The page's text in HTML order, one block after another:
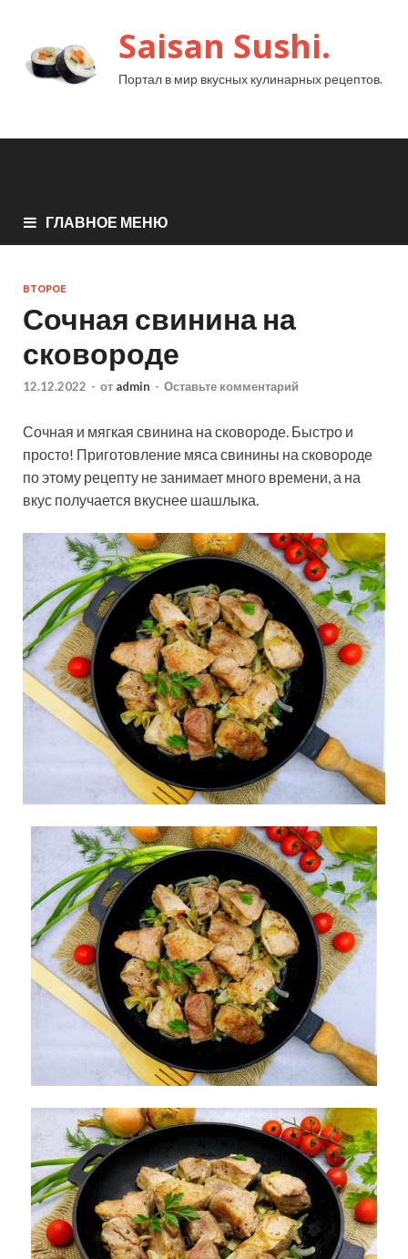
Saisan Sushi.
Портал в мир вкусных кулинарных рецептов.
ГЛАВНОЕ МЕНЮ
ВТОРОЕ
Сочная свинина на
сковороде
12.12.2022 - от admin - Оставьте комментарий
Сочная и мягкая свинина на сковороде. Быстро и
просто! Приготовление мяса свинины на сковороде
по этому рецепту не занимает много времени, а на
вкус получается вкуснее шашлыка.